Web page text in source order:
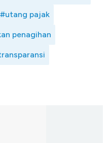
#utang pajak
penagihan